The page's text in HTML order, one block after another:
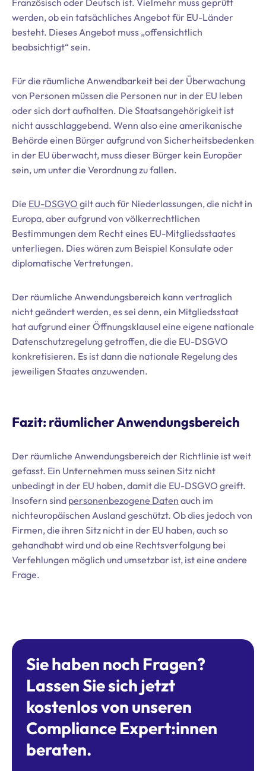
Französisch oder Deutsch ist. Vielmehr muss geprüft
werden, ob ein tatsächliches Angebot für EU-Länder
besteht. Dieses Angebot muss „offensichtlich
beabsichtigt“ sein.
Für die räumliche Anwendbarkeit bei der Überwachung
von Personen müssen die Personen nur in der EU leben
oder sich dort aufhalten. Die Staatsangehörigkeit ist
nicht ausschlaggebend. Wenn also eine amerikanische
Behörde einen Bürger aufgrund von Sicherheitsbedenken
in der EU überwacht, muss dieser Bürger kein Europäer
sein, um unter die Verordnung zu fallen.
Die EU-DSGVO gilt auch für Niederlassungen, die nicht in
Europa, aber aufgrund von völkerrechtlichen
Bestimmungen dem Recht eines EU-Mitgliedsstaates
unterliegen. Dies wären zum Beispiel Konsulate oder
diplomatische Vertretungen.
Der räumliche Anwendungsbereich kann vertraglich
nicht geändert werden, es sei denn, ein Mitgliedsstaat
hat aufgrund einer Öffnungsklausel eine eigene nationale
Datenschutzregelung getroffen, die die EU-DSGVO
konkretisieren. Es ist dann die nationale Regelung des
jeweiligen Staates anzuwenden.
Fazit: räumlicher Anwendungsbereich
Der räumliche Anwendungsbereich der Richtlinie ist weit
gefasst. Ein Unternehmen muss seinen Sitz nicht
unbedingt in der EU haben, damit die EU-DSGVO greift.
Insofern sind personenbezogene Daten auch im
nichteuropäischen Ausland geschützt. Ob dies jedoch von
Firmen, die ihren Sitz nicht in der EU haben, auch so
gehandhabt wird und ob eine Rechtsverfolgung bei
Verfehlungen möglich und umsetzbar ist, ist eine andere
Frage.
Sie haben noch Fragen?
Lassen Sie sich jetzt
kostenlos von unseren
Compliance Expert:innen
beraten.